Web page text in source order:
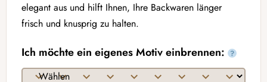
elegant aus und hilft Ihnen, Ihre Backwaren länger
frisch und knusprig zu halten.
Ich möchte ein eigenes Motiv einbrennen: ?